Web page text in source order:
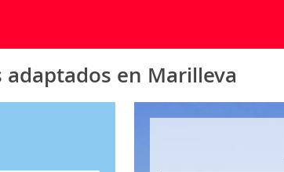
adaptados en Marilleva